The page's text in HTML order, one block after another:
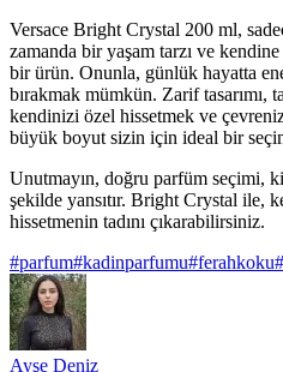
Versace Bright Crystal 200 ml,
zamanda bir yaşam tarzı ve
bir ürün. Onunla, günlük hayatta
bırakmak mümkün. Zarif tasarımı,
kendinizi özel hissetmek ve
büyük boyut sizin için ideal bir
Unutmayın, doğru parfüm seçimi,
şekilde yansıtır. Bright Crystal ile,
hissetmenin tadını çıkarabilirsiniz.
#parfum#kadinparfumu#ferahkoku#
Ayşe Deniz